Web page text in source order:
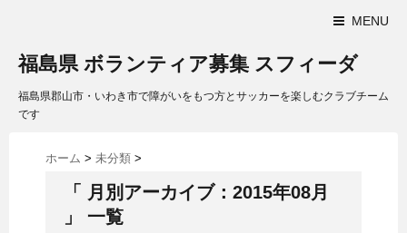
MENU
福島県 ボランティア募集 スフィーダ
福島県郡山市・いわき市で障がいをもつ方とサッカーを楽しむクラブチーム
です
ホーム > 未分類 >
「 月別アーカイブ：2015年08月
」 一覧